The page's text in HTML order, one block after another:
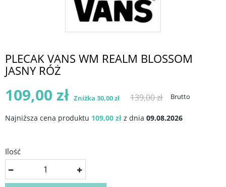
PLECAK VANS WM REALM BLOSSOM
JASNY RÓŻ
109,00 zł Zniżka 30,00 zł 139,00 zł Brutto
Najniższa cena produktu 109,00 zł z dnia 09.08.2026
Ilość